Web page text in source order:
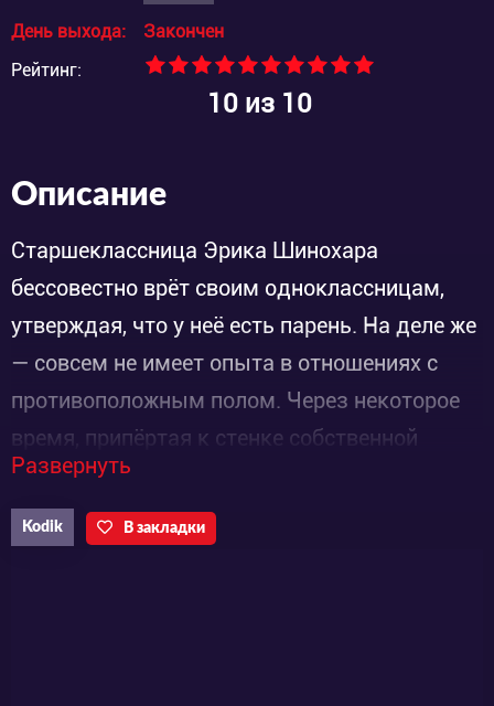
День выхода:
Закончен
Рейтинг:
10из 10
Описание
Старшеклассница Эрика Шинохара
бессовестно врёт своим одноклассницам,
утверждая, что у неё есть парень. На деле же
— совсем не имеет опыта в отношениях с
противоположным полом. Через некоторое
время, припёртая к стенке собственной
ложью, Эрика фотографирует незнакомого
юношу и в качестве доказательства о
существовании бойфренда показывает его
Развернуть
Kodik В закладки